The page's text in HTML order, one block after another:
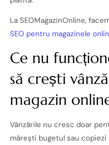
La SEOMagazinOnline,
SEO pentru magazinele
Ce nu
să crești
magazin
Vânzările nu cresc doar
mărești bugetul sau